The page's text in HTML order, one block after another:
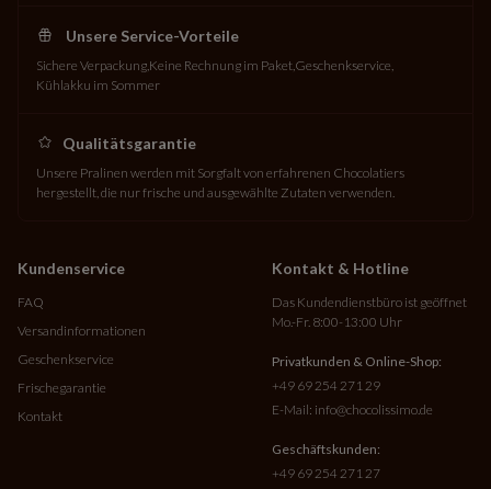
Unsere Service-Vorteile
Sichere Verpackung Keine Rechnung im Paket Geschenkservice
Kühlakku im Sommer
Qualitätsgarantie
Unsere Pralinen werden mit Sorgfalt von erfahrenen Chocolatiers
hergestellt, die nur frische und ausgewählte Zutaten verwenden.
Kundenservice
FAQ
Versandinformationen
Geschenkservice
Frischegarantie
Kontakt
Kontakt & Hotline
Das Kundendienstbüro ist geöffnet
Mo.-Fr. 8:00-13:00 Uhr
Privatkunden & Online-Shop:
+49 69 254 271 29
E-Mail: info@chocolissimo.de
Geschäftskunden:
+49 69 254 271 27